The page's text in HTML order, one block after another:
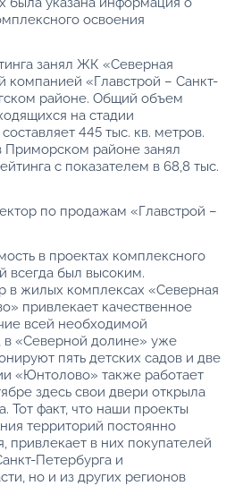
освоения
занял ЖК «Северная
компанией «Главстрой – Санкт-
районе. Общий объем
на стадии
445 тыс. кв. метров.
районе занял
с показателем в 68,8 тыс.
по продажам «Главстрой –
в проектах комплексного
всегда был высоким.
в жилых комплексах «Северная
привлекает качественное
всей необходимой
в «Северной долине» уже
пять детских садов и две
«Юнтолово» также работает
здесь свои двери открыла
Тот факт, что наши проекты
территорий постоянно
привлекает в них покупателей
Петербурга и
но и из других регионов